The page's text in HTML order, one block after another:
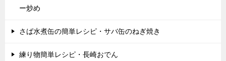
ー炒め
さば水煮缶の簡単レシピ・サバ缶のねぎ焼き
練り物簡単レシピ・長崎おでん